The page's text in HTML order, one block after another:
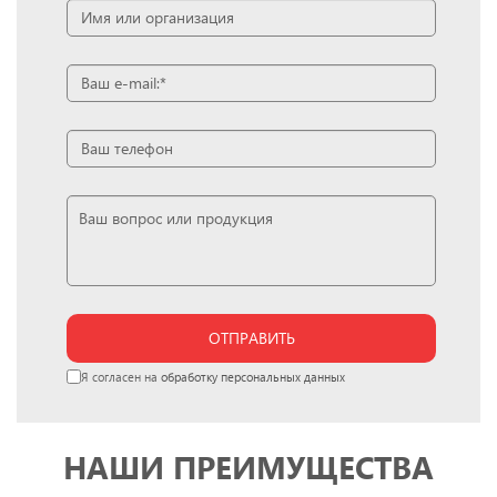
ОТПРАВИТЬ
Я согласен на обработку персональных данных
НАШИ ПРЕИМУЩЕСТВА